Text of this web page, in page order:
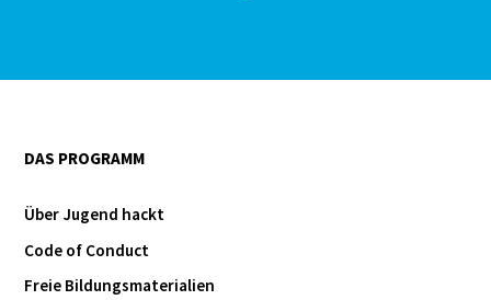
DAS PROGRAMM
Über Jugend hackt
Code of Conduct
Freie Bildungsmaterialien